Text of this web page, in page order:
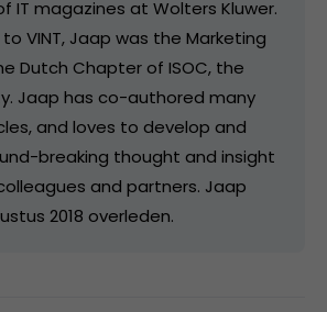
IT magazines at Wolters Kluwer.
VINT, Jaap was the Marketing
Dutch Chapter of ISOC, the
Jaap has co-authored many
and loves to develop and
breaking thought and insight
and partners. Jaap
2018 overleden.